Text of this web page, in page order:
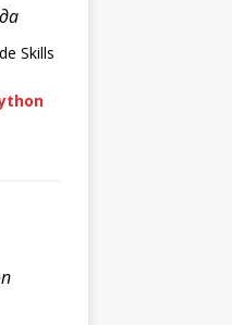
Skills